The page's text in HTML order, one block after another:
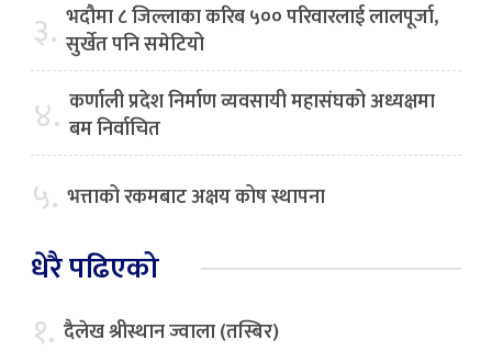
३. भदौमा ८ जिल्लाका करिब ५०० परिवारलाई लालपूर्जा,
सुर्खेत पनि समेटियो
४. कर्णाली प्रदेश निर्माण व्यवसायी महासंघको अध्यक्षमा
बम निर्वाचित
५. भत्ताको रकमबाट अक्षय कोष स्थापना
धेरै पढिएको
१. दैलेख श्रीस्थान ज्वाला (तस्बिर)